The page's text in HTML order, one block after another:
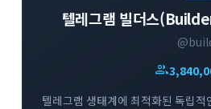
텔레그램 빌더스
group
텔레그램 생태계에 최적화된 독립
사이트 메뉴 이동
다운로드